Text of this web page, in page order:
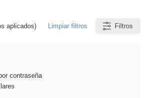
aplicados) Limpiar filtros Filtros
contraseña